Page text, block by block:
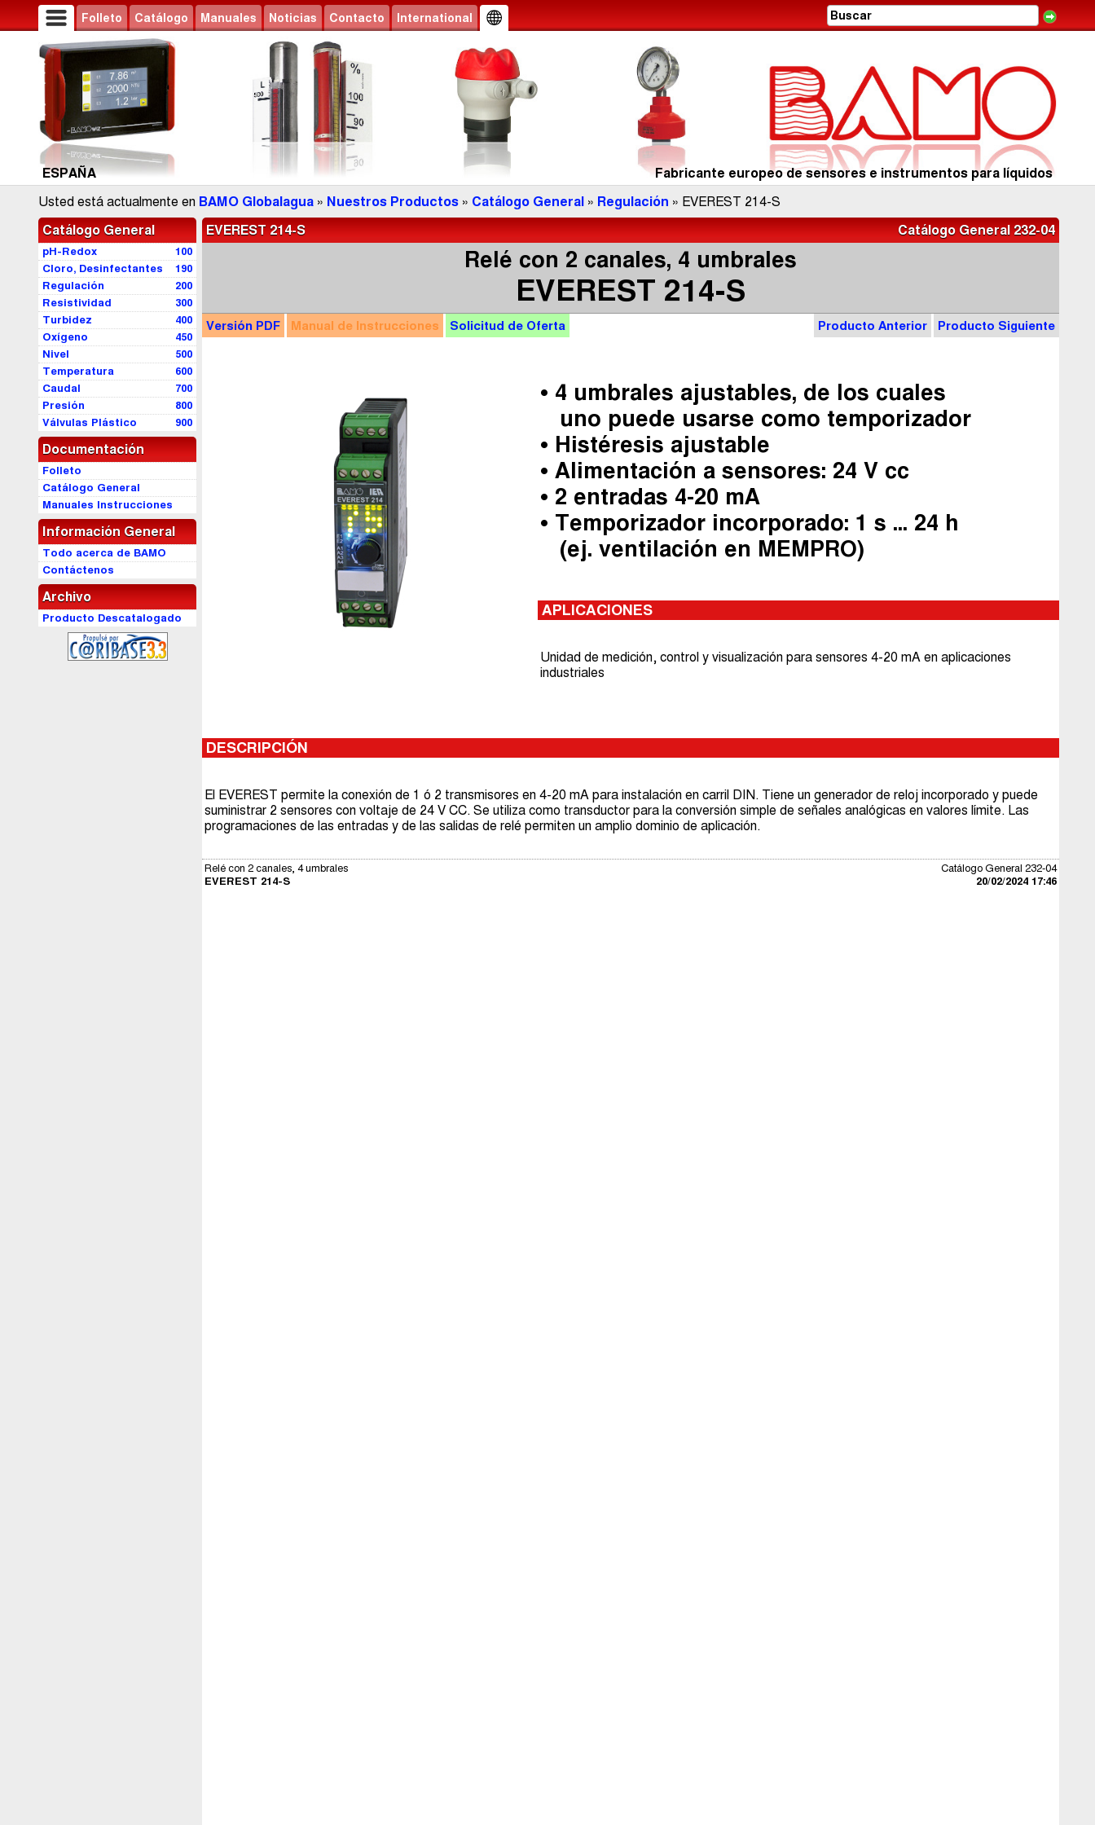
Folleto Catálogo Manuales Noticias Contacto International
ESPAÑA Fabricante europeo de sensores e instrumentos para líquidos
Usted está actualmente en BAMO Globalagua » Nuestros Productos » Catálogo General » Regulación » EVEREST 214-S
Catálogo General
100
pH-Redox
190
Cloro, Desinfectantes
200
Regulación
300
Resistividad
400
Turbidez
450
Oxígeno
500
Nivel
600
Temperatura
700
Caudal
800
Presión
900
Válvulas Plástico
Documentación
Folleto
Catálogo General
Manuales Instrucciones
Información General
Todo acerca de BAMO
Contáctenos
Archivo
Producto Descatalogado
Catálogo General 232-04
EVEREST 214-S
Relé con 2 canales, 4 umbrales
EVEREST 214-S
Producto Anterior Producto Siguiente
Versión PDF Manual de Instrucciones Solicitud de Oferta
• 4 umbrales ajustables, de los cuales
uno puede usarse como temporizador
• Histéresis ajustable
• Alimentación a sensores: 24 V cc
• 2 entradas 4-20 mA
• Temporizador incorporado: 1 s ... 24 h
(ej. ventilación en MEMPRO)
APLICACIONES
Unidad de medición, control y visualización para sensores 4-20 mA en aplicaciones
industriales
DESCRIPCIÓN
El EVEREST permite la conexión de 1 ó 2 transmisores en 4-20 mA para instalación en carril DIN. Tiene un generador de reloj incorporado y puede
suministrar 2 sensores con voltaje de 24 V CC. Se utiliza como transductor para la conversión simple de señales analógicas en valores límite. Las
programaciones de las entradas y de las salidas de relé permiten un amplio dominio de aplicación.
Catálogo General 232-04
20/02/2024 17:46
Relé con 2 canales, 4 umbrales
EVEREST 214-S